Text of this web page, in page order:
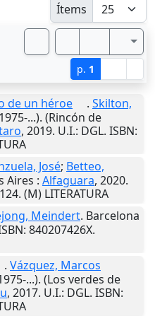
Ítems
p. 1
de un héroe . Skilton,
...). (Rincón de
, 2019. U.I.: DGL. ISBN:
José; Betteo,
Aires : Alfaguara, 2020.
(M) LITERATURA
Meindert. Barcelona
840207426X.
. Vázquez, Marcos
...). (Los verdes de
, 2017. U.I.: DGL. ISBN: